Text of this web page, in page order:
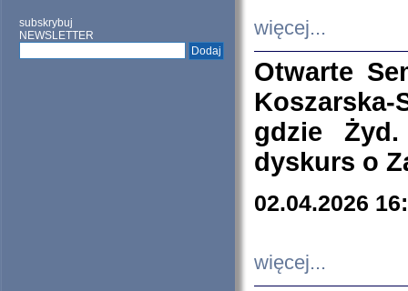
subskrybuj
NEWSLETTER
więcej...
Otwarte
Koszarska-
gdzie
dyskurs o
02.04.2026
więcej...